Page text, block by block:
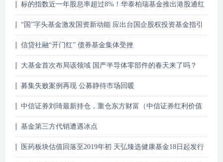
标的指数近一年股息率超过8%！华泰柏瑞基金推出港股通红
“国”字头基金激发国资新动能 应出台国企股权投资基金指引
信贷社融“开门红” 债券基金集体受挫
大基金首次布局该领域 国产半导体零部件的春天来了吗？
募集失败案例再现 公募静待市场回暖
中信证券刘琦最新持仓，重仓东方财富（中信证券红利价值
基金第三方代销遭遇冰点
医药板块估值回落至2019年初 天弘臻选健康基金18日起发行